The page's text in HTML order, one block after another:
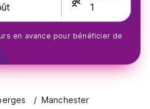
en avance pour bénéficier de
Manchester